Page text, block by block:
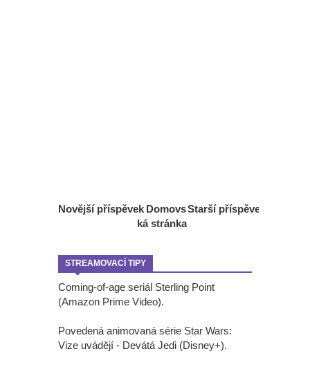
Novější příspěvek Starší příspěvek
Domovs
ká stránka
STREAMOVACÍ TIPY
Coming-of-age seriál Sterling Point
(Amazon Prime Video).
Povedená animovaná série Star Wars:
Vize uvádějí - Devátá Jedi (Disney+).